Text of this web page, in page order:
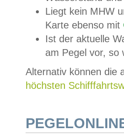
Liegt kein MHW
Karte ebenso mit
Ist der aktuelle
am Pegel vor,
Alternativ können die
höchsten